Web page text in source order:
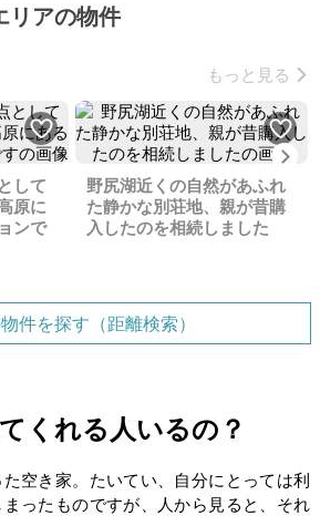
リアの物件
もっと見る
して
原に
ンで
野尻湖近くの自然があふれ
た静かな別荘地、親が昔購
入したのを相続しました
件を探す（距離検索）
くれる人いるの？
空き家。たいてい、自分にとっては利
ったものですが、人から見ると、それ